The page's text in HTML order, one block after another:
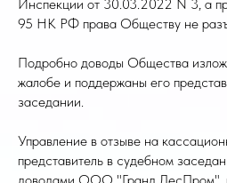
Инспекции от 30.03.2022 N 3, а
95 НК РФ права Обществу не
Подробно доводы Общества
жалобе и поддержаны его
заседании.
Управление в отзыве на
представитель в судебном